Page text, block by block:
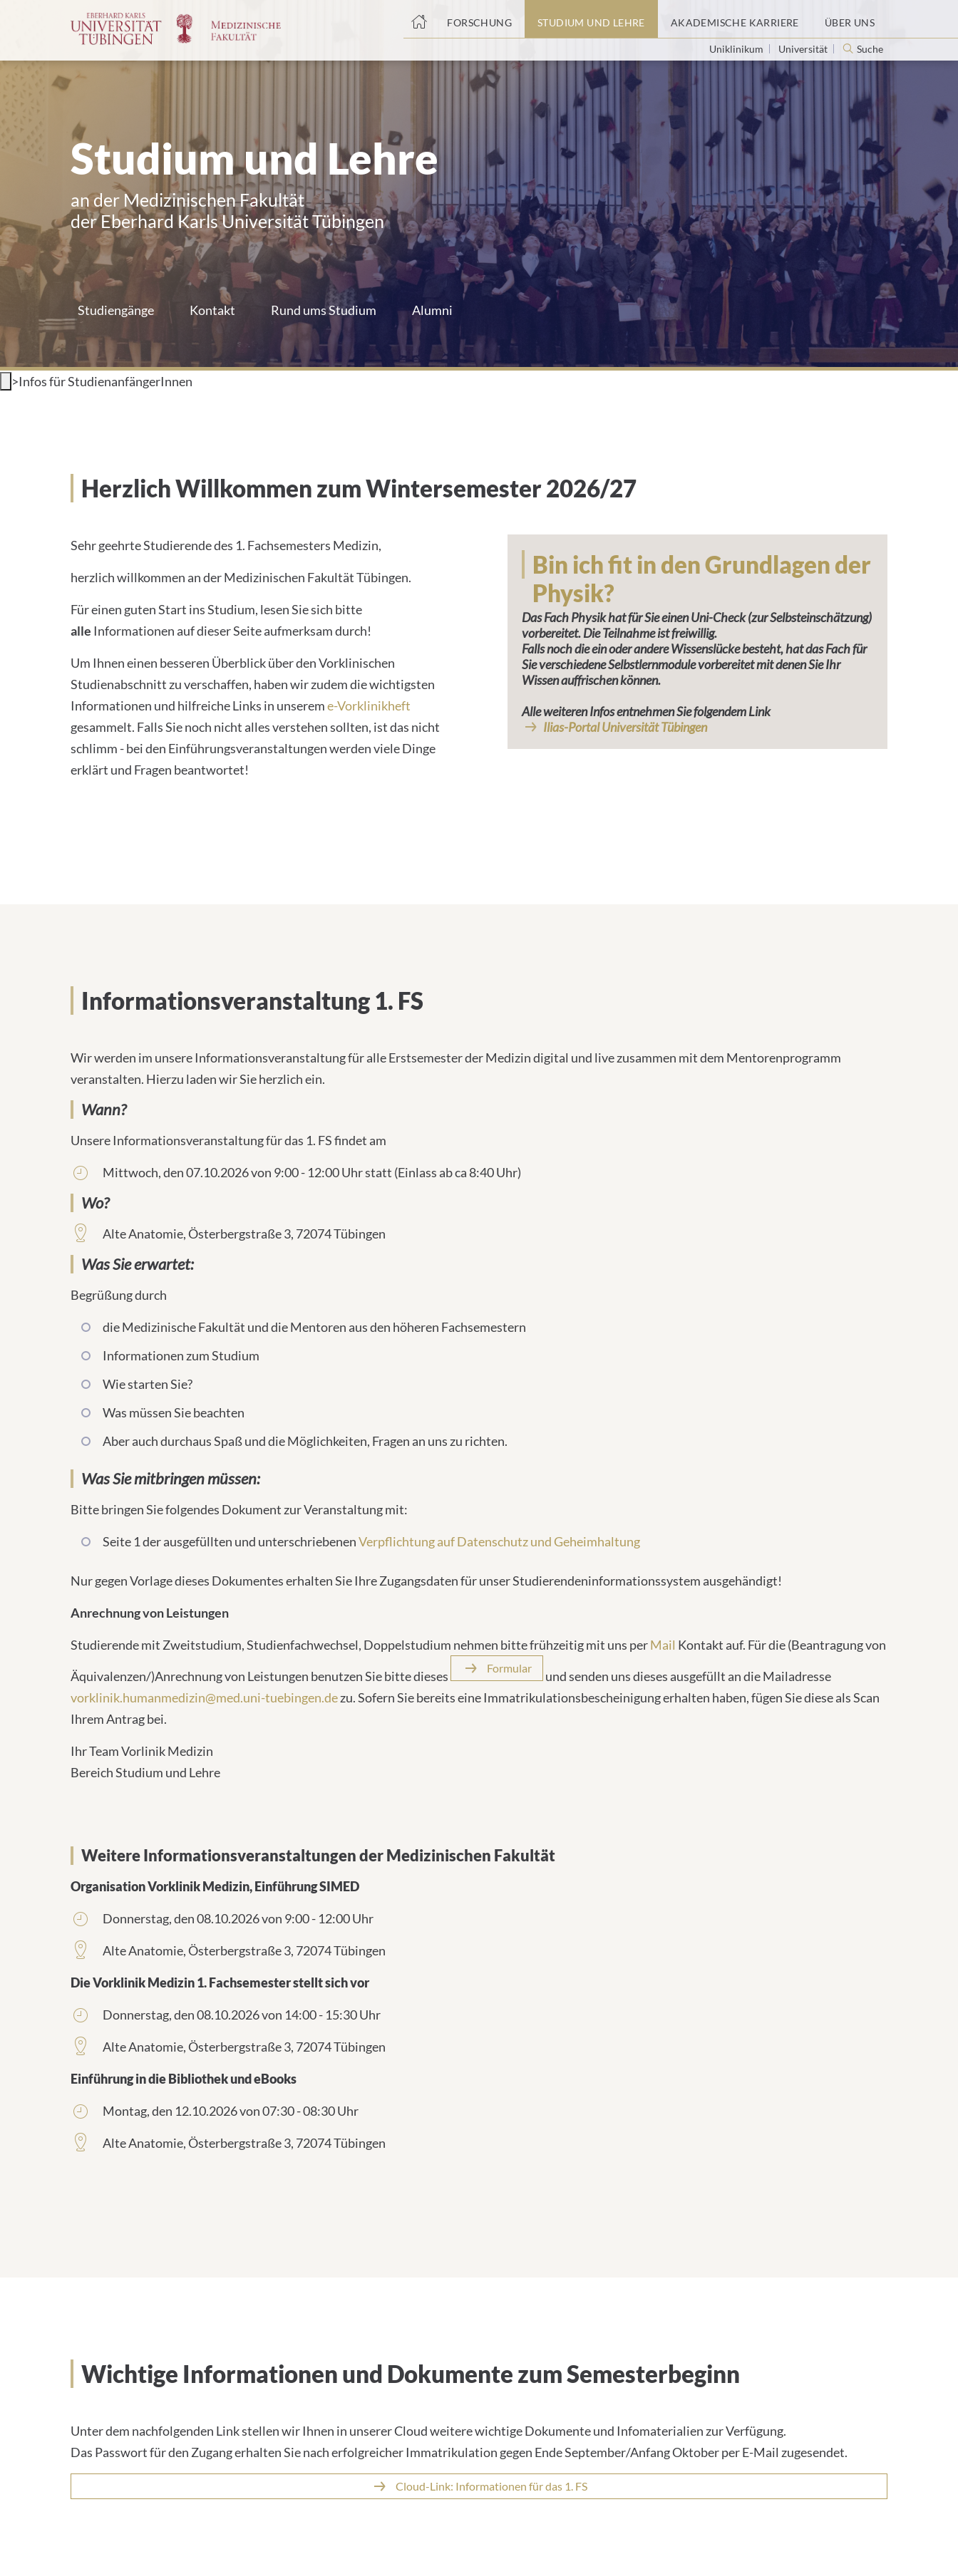
FORSCHUNG STUDIUM UND LEHRE AKADEMISCHE KARRIERE ÜBER UNS
Uniklinikum Universität Suche
Studium und Lehre
an der Medizinischen Fakultät
der Eberhard Karls Universität Tübingen
Studiengänge Kontakt Rund ums Studium Alumni
>Infos für StudienanfängerInnen
Herzlich Willkommen zum Wintersemester 2026/27
Sehr geehrte Studierende des 1. Fachsemesters Medizin,
herzlich willkommen an der Medizinischen Fakultät Tübingen.
Für einen guten Start ins Studium, lesen Sie sich bitte
alle Informationen auf dieser Seite aufmerksam durch!
Um Ihnen einen besseren Überblick über den Vorklinischen
Studienabschnitt zu verschaffen, haben wir zudem die wichtigsten
Informationen und hilfreiche Links in unsereme-Vorklinikheft
gesammelt. Falls Sie noch nicht alles verstehen sollten, ist das nicht
schlimm - bei den Einführungsveranstaltungen werden viele Dinge
erklärt und Fragen beantwortet!
Bin ich fit in den Grundlagen der
Physik?
Das Fach Physik hat für Sie einen Uni-Check (zur Selbsteinschätzung)
vorbereitet. Die Teilnahme ist freiwillig.
Falls noch die ein oder andere Wissenslücke besteht, hat das Fach für
Sie verschiedene Selbstlernmodule vorbereitet mit denen Sie Ihr
Wissen auffrischen können.
Alle weiteren Infos entnehmen Sie folgendem Link
Ilias-Portal Universität Tübingen
Informationsveranstaltung 1. FS
Wir werden im unsere Informationsveranstaltung für alle Erstsemester der Medizin digital und live zusammen mit dem Mentorenprogramm
veranstalten. Hierzu laden wir Sie herzlich ein.
Wann?
Unsere Informationsveranstaltung für das 1. FS findet am
Mittwoch, den 07.10.2026 von 9:00 - 12:00 Uhr statt (Einlass ab ca 8:40 Uhr)
Wo?
Alte Anatomie, Österbergstraße 3, 72074 Tübingen
Was Sie erwartet:
Begrüßung durch
die Medizinische Fakultät und die Mentoren aus den höheren Fachsemestern
Informationen zum Studium
Wie starten Sie?
Was müssen Sie beachten
Aber auch durchaus Spaß und die Möglichkeiten, Fragen an uns zu richten.
Was Sie mitbringen müssen:
Bitte bringen Sie folgendes Dokument zur Veranstaltung mit:
Seite 1 der ausgefüllten und unterschriebenenVerpflichtung auf Datenschutz und Geheimhaltung
Nur gegen Vorlage dieses Dokumentes erhalten Sie Ihre Zugangsdaten für unser Studierendeninformationssystem ausgehändigt!
Anrechnung von Leistungen
Studierende mit Zweitstudium, Studienfachwechsel, Doppelstudium nehmen bitte frühzeitig mit uns perMail Kontakt auf. Für die (Beantragung von
Äquivalenzen/)Anrechnung von Leistungen benutzen Sie bitte dieses
Formular
und senden uns dieses ausgefüllt an die Mailadresse
vorklinik.humanmedizin@med.uni-tuebingen.dezu. Sofern Sie bereits eine Immatrikulationsbescheinigung erhalten haben, fügen Sie diese als Scan
Ihrem Antrag bei.
Ihr Team Vorlinik Medizin
Bereich Studium und Lehre
Weitere Informationsveranstaltungen der Medizinischen Fakultät
Organisation Vorklinik Medizin, Einführung SIMED
Donnerstag, den 08.10.2026 von 9:00 - 12:00 Uhr
Alte Anatomie, Österbergstraße 3, 72074 Tübingen
Die Vorklinik Medizin 1. Fachsemester stellt sich vor
Donnerstag, den 08.10.2026 von 14:00 - 15:30 Uhr
Alte Anatomie, Österbergstraße 3, 72074 Tübingen
Einführung in die Bibliothek und eBooks
Montag, den 12.10.2026 von 07:30 - 08:30 Uhr
Alte Anatomie, Österbergstraße 3, 72074 Tübingen
Wichtige Informationen und Dokumente zum Semesterbeginn
Unter dem nachfolgenden Link stellen wir Ihnen in unserer Cloud weitere wichtige Dokumente und Infomaterialien zur Verfügung.
Das Passwort für den Zugang erhalten Sie nach erfolgreicher Immatrikulation gegen Ende September/Anfang Oktober per E-Mail zugesendet.
Cloud-Link: Informationen für das 1. FS